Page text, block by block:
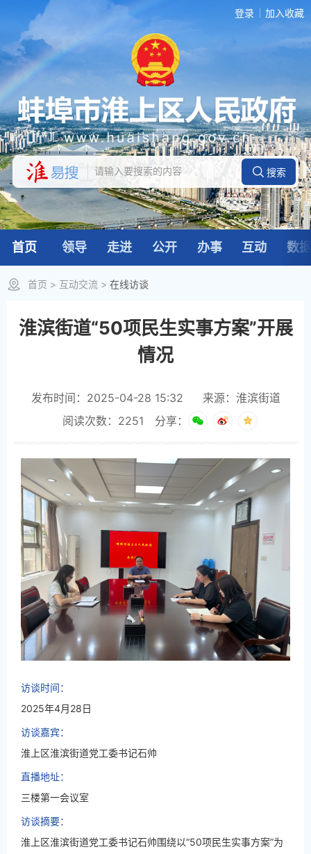
登录 加入收藏
首页 领导 走进 公开 办事 互动 数
首页 > 互动交流 > 在线访谈
淮滨街道“50项民生实事方案”开展
情况
发布时间：2025-04-28 15:32
来源：淮滨街道
阅读次数： 2251 分享：
访谈时间：
2025年4月28日
访谈嘉宾：
淮上区淮滨街道党工委书记石帅
直播地址：
三楼第一会议室
访谈摘要：
淮上区淮滨街道党工委书记石帅围绕以“50项民生实事方案”为